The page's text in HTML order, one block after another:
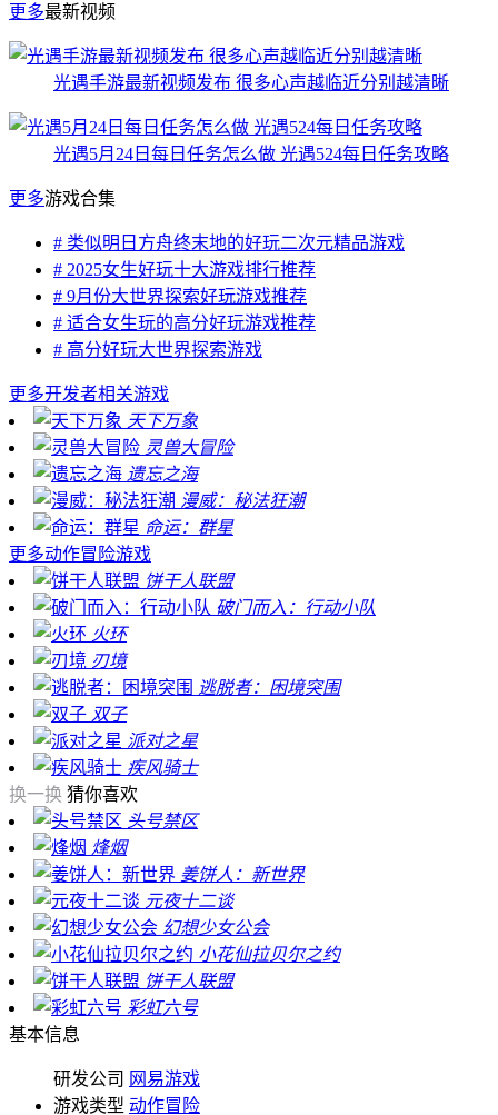
更多最新视频
光遇手游最新视频发布 很多心声越临近分别越清晰
光遇5月24日每日任务怎么做 光遇524每日任务攻略
更多游戏合集
# 类似明日方舟终末地的好玩二次元精品游戏
# 2025女生好玩十大游戏排行推荐
# 9月份大世界探索好玩游戏推荐
# 适合女生玩的高分好玩游戏推荐
# 高分好玩大世界探索游戏
更多开发者相关游戏
天下万象
灵兽大冒险
遗忘之海
漫威：秘法狂潮
命运：群星
更多动作冒险游戏
饼干人联盟
破门而入：行动小队
火环
刃境
逃脱者：困境突围
双子
派对之星
疾风骑士
换一换 猜你喜欢
头号禁区
烽烟
姜饼人：新世界
元夜十二谈
幻想少女公会
小花仙拉贝尔之约
饼干人联盟
彩虹六号
基本信息
研发公司 网易游戏
游戏类型 动作冒险